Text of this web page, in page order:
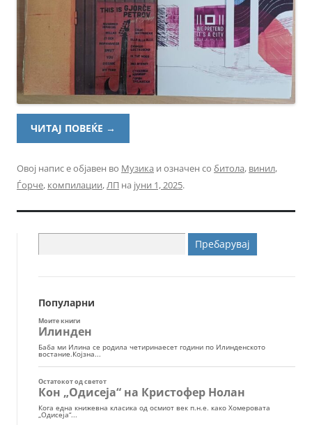
ЧИТАЈ ПОВЕЌЕ →
Овој напис е објавен во Музика и означен со битола, винил,
Ѓорче, компилации,ЛП на јуни 1, 2025.
за:
Популарни